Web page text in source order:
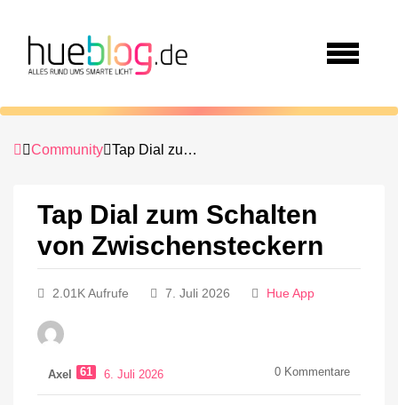
Community Tap Dial zum Schalten von Zwischensteckern
Tap Dial zum Schalten
von Zwischensteckern
2.01K Aufrufe 7. Juli 2026 Hue App
Axel 61 6. Juli 2026 0 Kommentare